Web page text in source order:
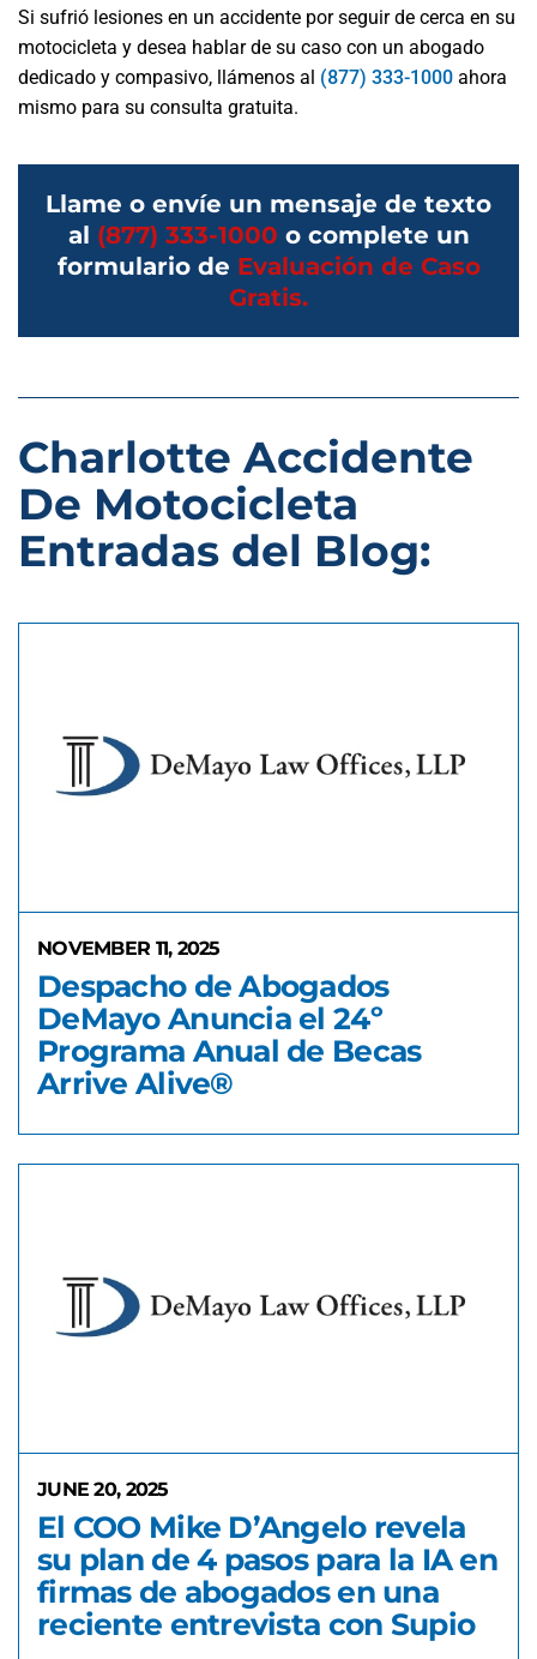
Si sufrió lesiones en un accidente por seguir de cerca en su
motocicleta y desea hablar de su caso con un abogado
dedicado y compasivo, llámenos al (877) 333-1000 ahora
mismo para su consulta gratuita.
Llame o envíe un mensaje de texto
al (877) 333-1000 o complete un
formulario de Evaluación de Caso
Gratis.
Charlotte Accidente
De Motocicleta
Entradas del Blog:
NOVEMBER 11, 2025
Despacho de Abogados
DeMayo Anuncia el 24º
Programa Anual de Becas
Arrive Alive®
JUNE 20, 2025
El COO Mike D’Angelo revela
su plan de 4 pasos para la IA en
firmas de abogados en una
reciente entrevista con Supio